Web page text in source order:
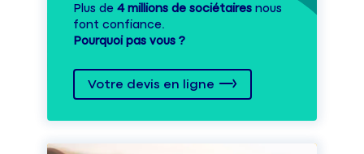
Plus de 4 millions de sociétaires nous
font confiance.
Pourquoi pas vous ?
Votre devis en ligne